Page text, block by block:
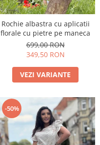
Rochie albastra cu aplicatii
florale cu pietre pe maneca
699,00 RON
349,50 RON
VEZI VARIANTE
-50%